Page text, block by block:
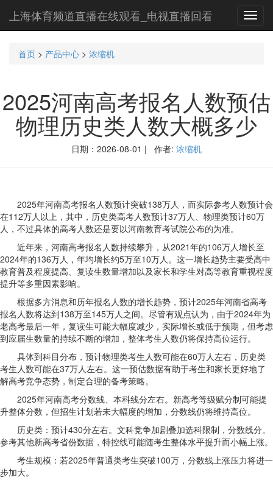
上海体育频道直播在线观看_电视直播回看
首页 > 产品中心 > 浓缩机
2025河南高考报名人数预估
物理历史类人数大概多少
日期：2026-08-01 | 作者: 浓缩机
2025年河南高考报名人数预计突破138万人，而实际参考人数预计会
在112万人以上，其中，历史类高考人数预计37万人、物理类预计60万
人，不过具体的高考人数还是要以河南教育考试院公布的为准。
近年来，河南高考报名人数持续攀升，从2021年的106万人增长至
2024年的136万人，年均增长约5万至10万人。这一增长趋势主要受高中
教育普及程度提高、复读生数量增加以及家长和学生对高等教育重视程度
提升等多重因素影响。
根据多方消息和历年报名人数的增长趋势，预计2025年河南省高考
报名人数将达到138万至145万人之间。尽管有观点认为，由于2024年为
老高考最后一年，复读生可能大幅度减少，实际增长或低于预期，但考虑
到应届生数量的持续不断的增加，整体考生人数仍将保持高位运行。
具体到科目分布，预计物理类考生人数可能在60万人左右，历史类
考生人数可能在37万人左右。这一预估数据有助于考生和家长更好地了
解高考竞争态势，制定合理的备考策略。
2025年河南高考分数线、本科线分左右。新高考等级赋分制可能提
升整体分数，但招生计划若未大幅度的增加，分数线仍将维持高位。
历史类：预计430分左右。文科竞争加剧叠加选科限制，分数线分。
参考其他新高考省份数据，特控线可能随考生整体水平提升而小幅上涨。
考生规模：若2025年普通类考生突破100万，分数线上涨压力将进一
步加大。